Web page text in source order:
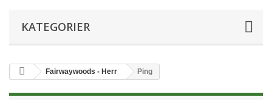
KATEGORIER
Fairwaywoods - Herr Ping